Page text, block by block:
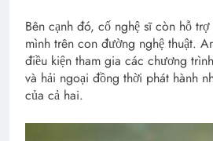
Bên cạnh đó, cố nghệ sĩ còn hỗ
mình trên con đường nghệ thuật.
điều kiện tham gia các chương
và hải ngoại đồng thời phát hành
của cả hai.